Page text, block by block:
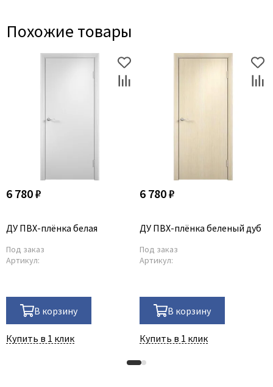
Похожие товары
6 780 ₽
ДУ ПВХ-плёнка белая
Под заказ
Артикул:
В корзину
Купить в 1 клик
6 780 ₽
ДУ ПВХ-плёнка беленый дуб
Под заказ
Артикул:
В корзину
Купить в 1 клик